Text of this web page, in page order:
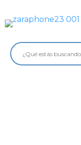
contenidoMóviles
Impolutos